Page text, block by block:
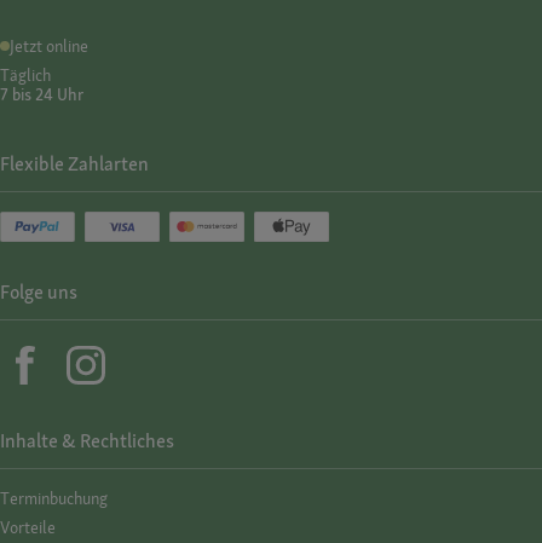
Jetzt online
Täglich
7 bis 24 Uhr
Inhalte & Rechtliches
Termin­buchung
Vorteile
Flexible Zahlarten
Folge uns